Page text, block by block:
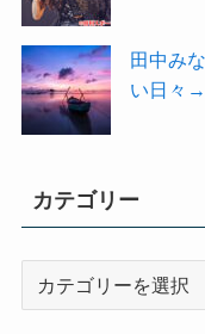
田中み
い日々→
カテゴリー